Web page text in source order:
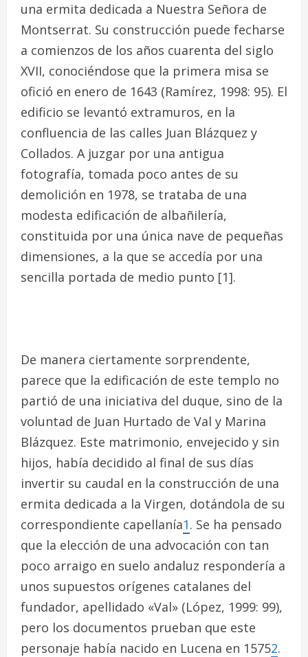
una ermita dedicada a Nuestra Señora de
Montserrat. Su construcción puede fecharse
a comienzos de los años cuarenta del siglo
XVII, conociéndose que la primera misa se
ofició en enero de 1643 (Ramírez, 1998: 95). El
edificio se levantó extramuros, en la
confluencia de las calles Juan Blázquez y
Collados. A juzgar por una antigua
fotografía, tomada poco antes de su
demolición en 1978, se trataba de una
modesta edificación de albañilería,
constituida por una única nave de pequeñas
dimensiones, a la que se accedía por una
sencilla portada de medio punto [1].
De manera ciertamente sorprendente,
parece que la edificación de este templo no
partió de una iniciativa del duque, sino de la
voluntad de Juan Hurtado de Val y Marina
Blázquez. Este matrimonio, envejecido y sin
hijos, había decidido al final de sus días
invertir su caudal en la construcción de una
ermita dedicada a la Virgen, dotándola de su
correspondiente capellanía1. Se ha pensado
que la elección de una advocación con tan
poco arraigo en suelo andaluz respondería a
unos supuestos orígenes catalanes del
fundador, apellidado «Val» (López, 1999: 99),
pero los documentos prueban que este
personaje había nacido en Lucena en 15752.